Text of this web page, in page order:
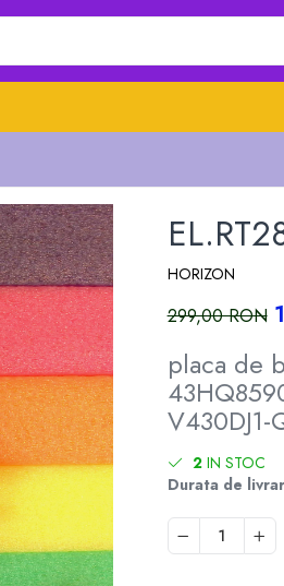
HORIZON
299,00 RON
placa de
V430DJ1-
2IN STOC
Durata de